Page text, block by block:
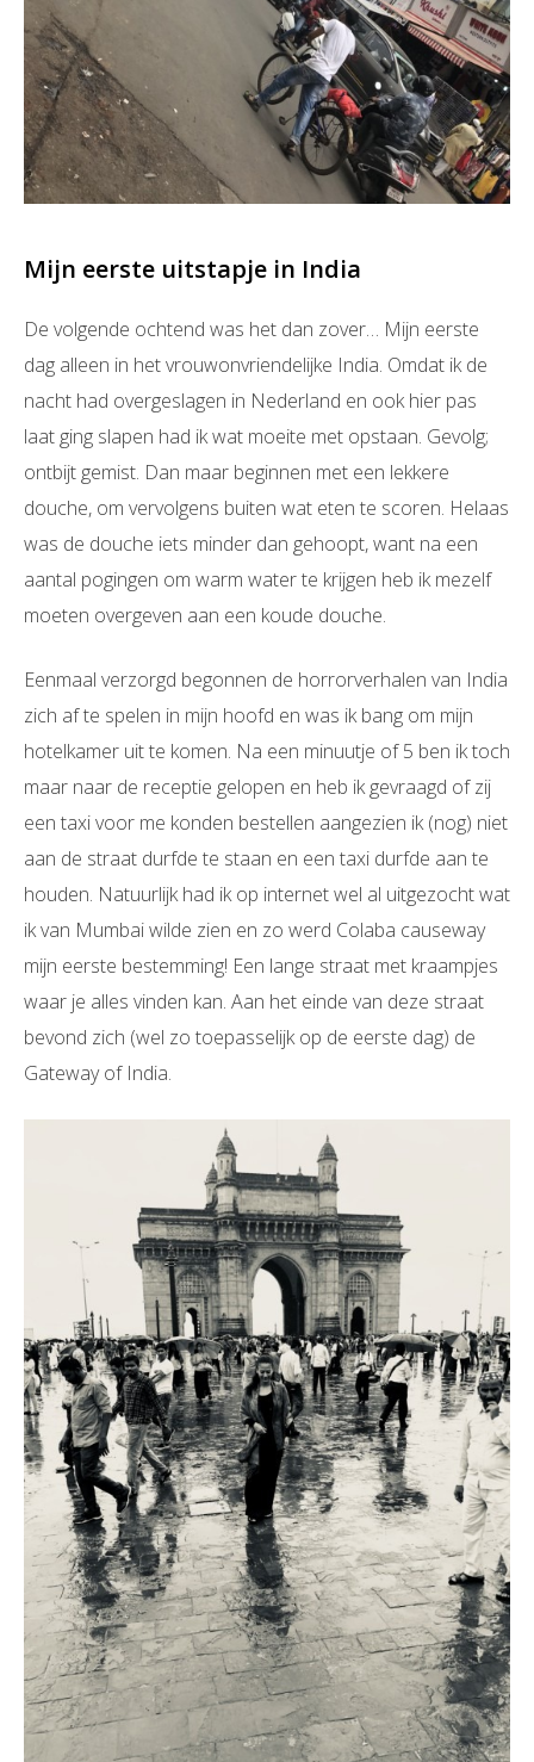
Mijn eerste uitstapje in India
De volgende ochtend was het dan zover… Mijn eerste
dag alleen in het vrouwonvriendelijke India. Omdat ik de
nacht had overgeslagen in Nederland en ook hier pas
laat ging slapen had ik wat moeite met opstaan. Gevolg;
ontbijt gemist. Dan maar beginnen met een lekkere
douche, om vervolgens buiten wat eten te scoren. Helaas
was de douche iets minder dan gehoopt, want na een
aantal pogingen om warm water te krijgen heb ik mezelf
moeten overgeven aan een koude douche.
Eenmaal verzorgd begonnen de horrorverhalen van India
zich af te spelen in mijn hoofd en was ik bang om mijn
hotelkamer uit te komen. Na een minuutje of 5 ben ik toch
maar naar de receptie gelopen en heb ik gevraagd of zij
een taxi voor me konden bestellen aangezien ik (nog) niet
aan de straat durfde te staan en een taxi durfde aan te
houden. Natuurlijk had ik op internet wel al uitgezocht wat
ik van Mumbai wilde zien en zo werd Colaba causeway
mijn eerste bestemming! Een lange straat met kraampjes
waar je alles vinden kan. Aan het einde van deze straat
bevond zich (wel zo toepasselijk op de eerste dag) de
Gateway of India.